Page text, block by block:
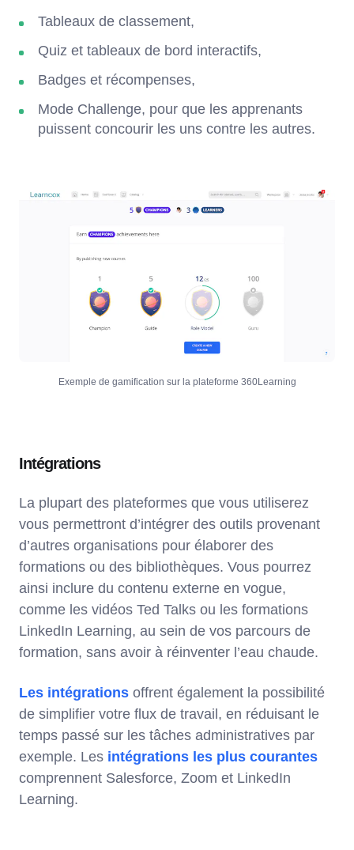
Tableaux de classement,
Quiz et tableaux de bord interactifs,
Badges et récompenses,
Mode Challenge, pour que les apprenants
puissent concourir les uns contre les autres.
Exemple de gamification sur la plateforme 360Learning
Intégrations
La plupart des plateformes que vous utiliserez
vous permettront d’intégrer des outils provenant
d’autres organisations pour élaborer des
formations ou des bibliothèques. Vous pourrez
ainsi inclure du contenu externe en vogue,
comme les vidéos Ted Talks ou les formations
LinkedIn Learning, au sein de vos parcours de
formation, sans avoir à réinventer l’eau chaude.
Les intégrations offrent également la possibilité
de simplifier votre flux de travail, en réduisant le
temps passé sur les tâches administratives par
exemple. Les intégrations les plus courantes
comprennent Salesforce, Zoom et LinkedIn
Learning.